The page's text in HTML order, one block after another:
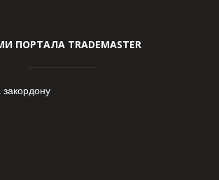
ПОРТАЛА TRADEMASTER
закордону